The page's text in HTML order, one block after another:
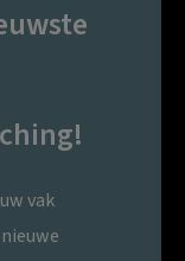
vak